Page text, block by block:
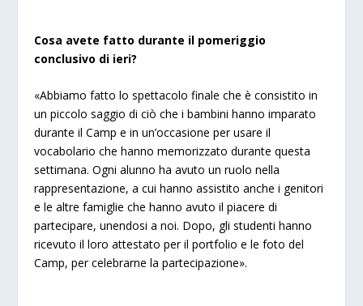
Cosa avete fatto durante il pomeriggio
conclusivo di ieri?
«Abbiamo fatto lo spettacolo finale che è consistito in
un piccolo saggio di ciò che i bambini hanno imparato
durante il Camp e in un’occasione per usare il
vocabolario che hanno memorizzato durante questa
settimana. Ogni alunno ha avuto un ruolo nella
rappresentazione, a cui hanno assistito anche i genitori
e le altre famiglie che hanno avuto il piacere di
partecipare, unendosi a noi. Dopo, gli studenti hanno
ricevuto il loro attestato per il portfolio e le foto del
Camp, per celebrarne la partecipazione».